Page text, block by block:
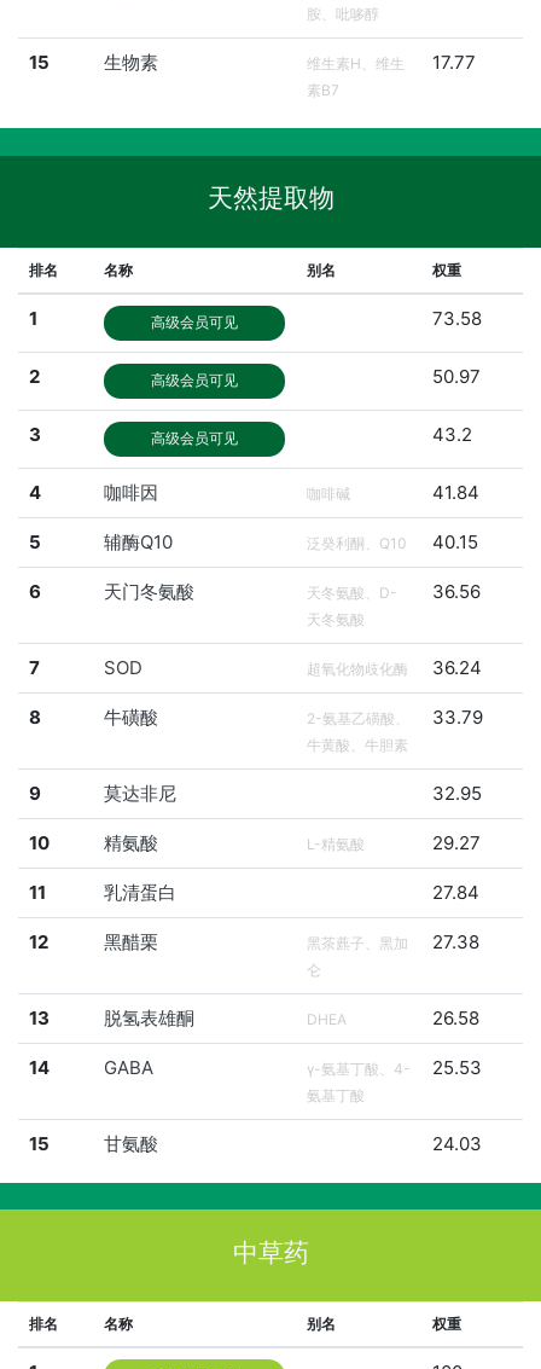
胺、吡哆醇
15 生物素
维生素H、维生
素B7
17.77
天然提取物
排名 名称 别名 权重
1 高级会员可见 73.58
2 高级会员可见 50.97
3 高级会员可见 43.2
4 咖啡因 咖啡碱 41.84
5 辅酶Q10 泛癸利酮、Q10 40.15
6 天门冬氨酸
天冬氨酸、D-
天冬氨酸
36.56
7 SOD 超氧化物歧化酶 36.24
8 牛磺酸
2-氨基乙磺酸、
牛黄酸、牛胆素
33.79
9 莫达非尼 32.95
10 精氨酸 L-精氨酸 29.27
11 乳清蛋白 27.84
12 黑醋栗
黑茶藨子、黑加
仑
27.38
13 脱氢表雄酮 DHEA 26.58
14 GABA
γ-氨基丁酸、4-
氨基丁酸
25.53
15 甘氨酸 24.03
中草药
排名 名称 别名 权重